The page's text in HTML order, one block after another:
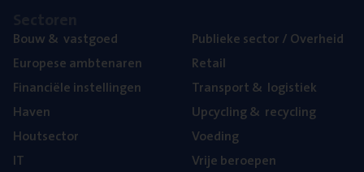
Bouw& vastgoed
Euro­pe­se ambtenaren
Finan­ci­ë­le instellingen
Haven
Hout­sec­tor
IT
Publie­ke sec­tor / Overheid
Retail
Trans­port& logistiek
Upcy­cling& recycling
Voe­ding
Vrije beroe­pen